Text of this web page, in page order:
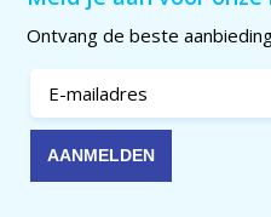
Ontvang de beste